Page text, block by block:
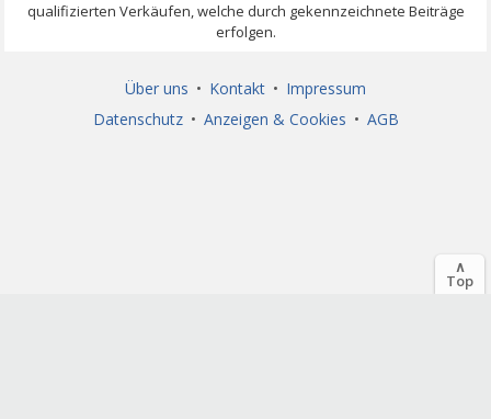
Über uns • Kontakt • Impressum
Datenschutz • Anzeigen & Cookies • AGB
∧
Top